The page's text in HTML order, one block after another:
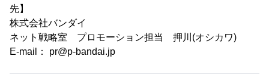
先】
株式会社バンダイ
ネット戦略室 プロモーション担当 押川(オシカワ)
E-mail： pr@p-bandai.jp